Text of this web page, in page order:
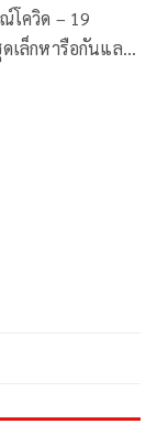
โควิด – 19
เล็กหารือกันและ